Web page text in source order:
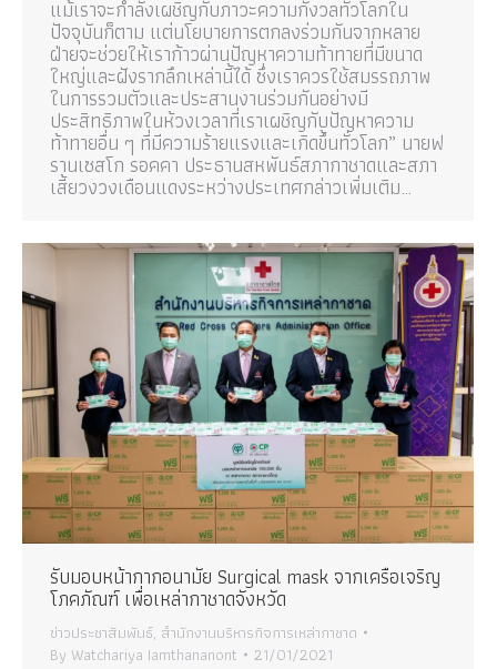
แม้เราจะกำลังเผชิญกับภาวะความกังวลทั่วโลกใน
ปัจจุบันก็ตาม แต่นโยบายการตกลงร่วมกันจากหลาย
ฝ่ายจะช่วยให้เราก้าวผ่านปัญหาความท้าทายที่มีขนาด
ใหญ่และฝังรากลึกเหล่านี้ได้ ซึ่งเราควรใช้สมรรถภาพ
ในการรวมตัวและประสานงานร่วมกันอย่างมี
ประสิทธิภาพในห้วงเวลาที่เราเผชิญกับปัญหาความ
ท้าทายอื่น ๆ ที่มีความร้ายแรงและเกิดขึ้นทั่วโลก” นายฟ
รานเซสโก รอคคา ประธานสหพันธ์สภากาชาดและสภา
เสี้ยวงวงเดือนแดงระหว่างประเทศกล่าวเพิ่มเติม…
รับมอบหน้ากากอนามัย Surgical mask จากเครือเจริญ
โภคภัณฑ์ เพื่อเหล่ากาชาดจังหวัด
ข่าวประชาสัมพันธ์, สำนักงานบริหารกิจการเหล่ากาชาด
By Watchariya Iamthananont 21/01/2021